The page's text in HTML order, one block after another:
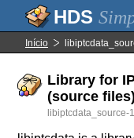
Início
Library for
(source files)
libiptcdata_source-